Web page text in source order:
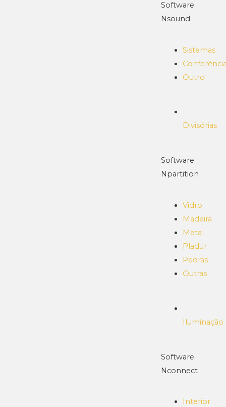
Software
Nsound
Sistemas
Outro
Divisórias
Software
Npartition
Vidro
Madeira
Metal
Pladur
Pedras
Outras
Iluminação
Software
Nconnect
Interior